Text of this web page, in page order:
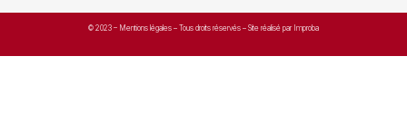
© 2023 – Mentions légales – Tous droits réservés – Site réalisé par Improba